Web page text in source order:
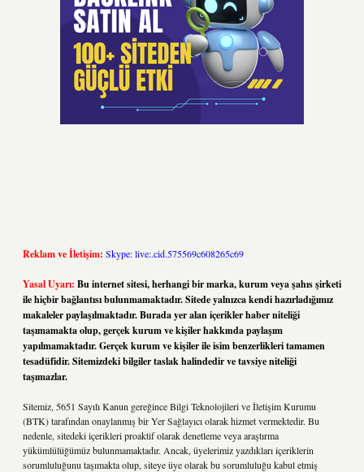
Reklam ve İletişim: Skype: live:.cid.575569c608265c69
Yasal Uyarı: Bu internet sitesi, herhangi bir marka, kurum veya şahıs şirketi
ile hiçbir bağlantısı bulunmamaktadır. Sitede yalnızca kendi hazırladığımız
makaleler paylaşılmaktadır. Burada yer alan içerikler haber niteliği
taşımamakta olup, gerçek kurum ve kişiler hakkında paylaşım
yapılmamaktadır. Gerçek kurum ve kişiler ile isim benzerlikleri tamamen
tesadüfidir. Sitemizdeki bilgiler taslak halindedir ve tavsiye niteliği
taşımazlar.
Sitemiz, 5651 Sayılı Kanun gereğince Bilgi Teknolojileri ve İletişim Kurumu
(BTK) tarafından onaylanmış bir Yer Sağlayıcı olarak hizmet vermektedir. Bu
nedenle, sitedeki içerikleri proaktif olarak denetleme veya araştırma
yükümlülüğümüz bulunmamaktadır. Ancak, üyelerimiz yazdıkları içeriklerin
sorumluluğunu taşımakta olup, siteye üye olarak bu sorumluluğu kabul etmiş